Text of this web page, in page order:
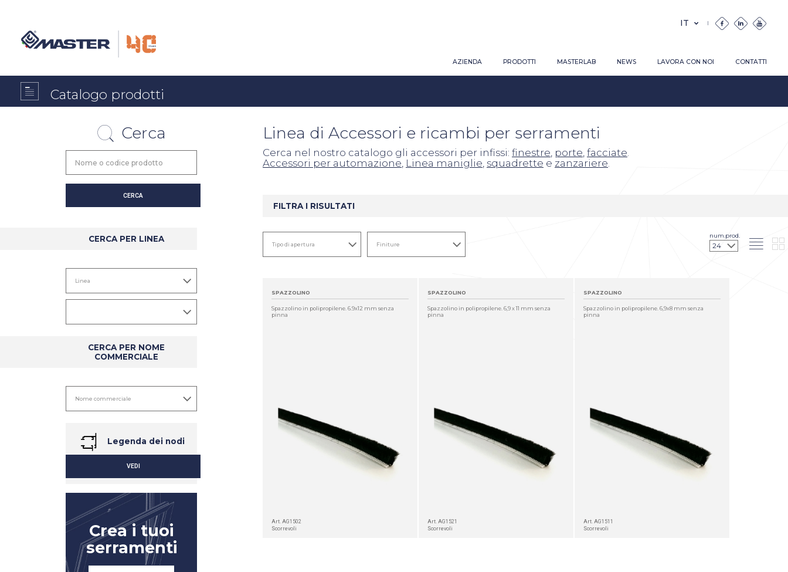
AZIENDA PRODOTTI MASTERLAB NEWS LAVORA CON NOI CONTATTI
Catalogo prodotti
Cerca
CERCA PER LINEA
CERCA PER NOME
COMMERCIALE
Legenda dei nodi
VEDI
Crea i tuoi
serramenti
Linea di Accessori e ricambi per serramenti
Cerca nel nostro catalogo gli accessori per infissi: finestre, porte, facciate.
Accessori per automazione, Linea maniglie, squadrette e zanzariere.
FILTRA I RISULTATI
num.prod.
SPAZZOLINO
Spazzolino in polipropilene. 6.9x12 mm senza
pinna
Art. AG1502
Scorrevoli
SPAZZOLINO
Spazzolino in polipropilene. 6,9 x 11 mm senza
pinna
Art. AG1521
Scorrevoli
SPAZZOLINO
Spazzolino in polipropilene. 6,9x8 mm senza
pinna
Art. AG1511
Scorrevoli